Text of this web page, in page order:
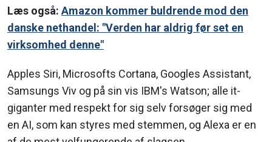
Læs også: Amazon kommer buldrende mod den
danske nethandel: "Verden har aldrig før set en
virksomhed denne"
Apples Siri, Microsofts Cortana, Googles Assistant,
Samsungs Viv og på sin vis IBM's Watson; alle it-
giganter med respekt for sig selv forsøger sig med
en AI, som kan styres med stemmen, og Alexa er en